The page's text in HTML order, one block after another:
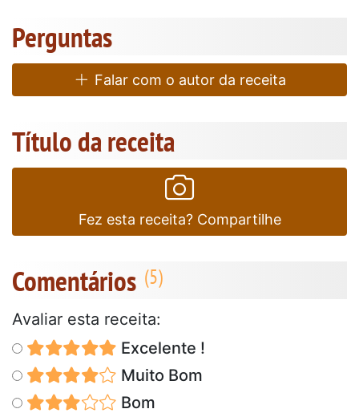
Perguntas
Falar com o autor da receita
Título da receita
Fez esta receita? Compartilhe
Comentários
Avaliar esta receita:
Excelente !
Muito Bom
Bom